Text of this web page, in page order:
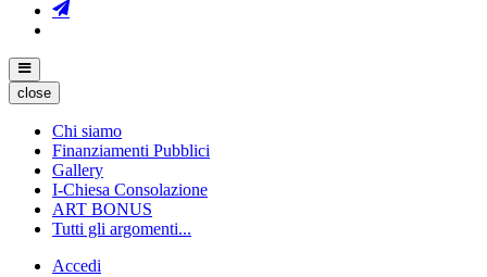
close
Chi siamo
Finanziamenti Pubblici
Gallery
I-Chiesa Consolazione
ART BONUS
Tutti gli argomenti...
Accedi